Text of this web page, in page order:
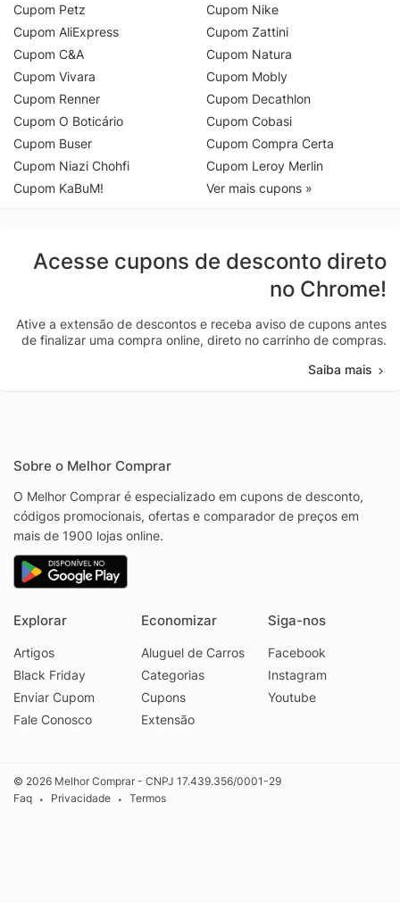
Cupom Petz
Cupom AliExpress
Cupom C&A
Cupom Vivara
Cupom Renner
Cupom O Boticário
Cupom Buser
Cupom Niazi Chohfi
Cupom KaBuM!
Cupom Nike
Cupom Zattini
Cupom Natura
Cupom Mobly
Cupom Decathlon
Cupom Cobasi
Cupom Compra Certa
Cupom Leroy Merlin
Ver mais cupons »
Acesse cupons de desconto direto
no Chrome!
Ative a extensão de descontos e receba aviso de cupons antes
de finalizar uma compra online, direto no carrinho de compras.
Saiba mais
Sobre o Melhor Comprar
O Melhor Comprar é especializado em cupons de desconto,
códigos promocionais, ofertas e comparador de preços em
mais de 1900 lojas online.
Explorar
Artigos
Black Friday
Enviar Cupom
Fale Conosco
Economizar
Aluguel de Carros
Categorias
Cupons
Extensão
Siga-nos
Facebook
Instagram
Youtube
© 2026 Melhor Comprar - CNPJ 17.439.356/0001-29
Faq
• Privacidade • Termos